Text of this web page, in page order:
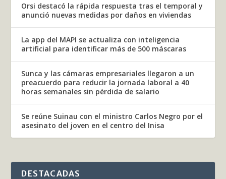
Orsi destacó la rápida respuesta tras el temporal y
anunció nuevas medidas por daños en viviendas
La app del MAPI se actualiza con inteligencia
artificial para identificar más de 500 máscaras
Sunca y las cámaras empresariales llegaron a un
preacuerdo para reducir la jornada laboral a 40
horas semanales sin pérdida de salario
Se reúne Suinau con el ministro Carlos Negro por el
asesinato del joven en el centro del Inisa
DESTACADAS